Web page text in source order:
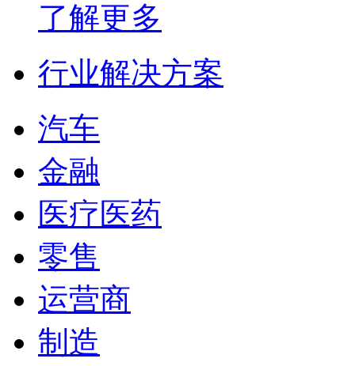
了解更多
行业解决方案
汽车
金融
医疗医药
零售
运营商
制造